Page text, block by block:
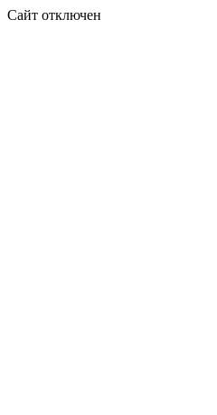
Сайт отключен